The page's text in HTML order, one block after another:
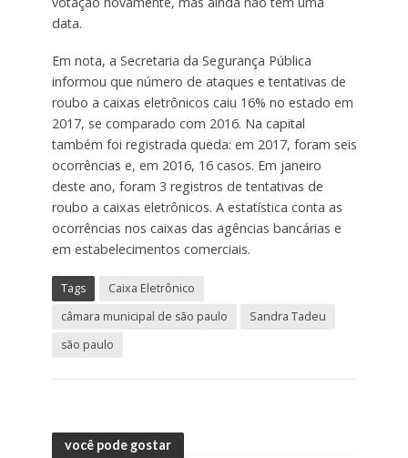
data.
Em nota, a Secretaria da Segurança Pública
informou que número de ataques e tentativas de
roubo a caixas eletrônicos caiu 16% no estado em
2017, se comparado com 2016. Na capital
também foi registrada queda: em 2017, foram seis
ocorrências e, em 2016, 16 casos. Em janeiro
deste ano, foram 3 registros de tentativas de
roubo a caixas eletrônicos. A estatística conta as
ocorrências nos caixas das agências bancárias e
em estabelecimentos comerciais.
Tags
Caixa Eletrônico
câmara municipal de são paulo
Sandra Tadeu
são paulo
você pode gostar